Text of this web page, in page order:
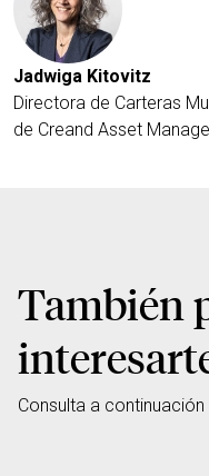
Jadwiga Kitovitz
Directora de Carteras
de Creand Asset
También
Consulta a